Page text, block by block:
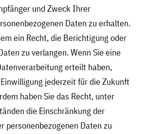
und Zweck Ihrer
Daten zu erhalten.
ein Recht, die Berichtigung oder
zu verlangen. Wenn Sie eine
erteilt haben,
jederzeit für die Zukunft
haben Sie das Recht, unter
die Einschränkung der
personenbezogenen Daten zu